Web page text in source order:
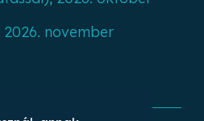
2026. november